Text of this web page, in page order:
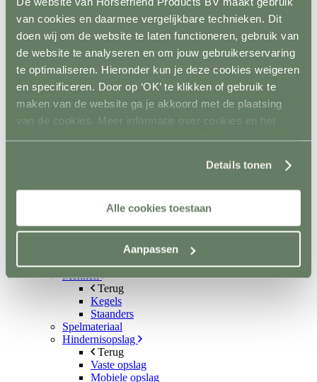
van cookies en daarmee vergelijkbare technieken. Dit
doen wij om de website te laten functioneren, gebruik van
de website te analyseren en om jouw gebruikerservaring
te optimaliseren. Hieronder kun je deze cookies weigeren
en specificeren. Door op ‘OK’ te klikken of gebruik te
maken van de website ga je akkoord met de plaatsing
van de cookies. Meer informatie over cookies en het
gebruik van persoonsgegevens door Horsefriend
Details tonen
Alle cookies toestaan
Aanpassen
Aquatrainers
Vibrafloor
Lichttherapie
Hooistomers
Stop kicking systeem
Hindernissen
Terug
Springen
Terug
Balken
Hindernis toebehoren
Dressuur
Dressuurpiste
Letters
Mennen
Terug
Kegels
Staanders
Spelmateriaal
Hindernisopslag
Terug
Vaste opslag
Mobiele opslag